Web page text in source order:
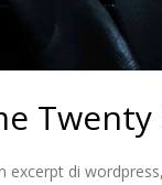
Twenty
excerpt di